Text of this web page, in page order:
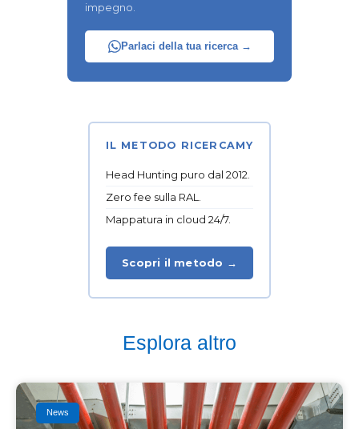
impegno.
Parlaci della tua ricerca →
IL METODO RICERCAMY
Head Hunting puro dal 2012.
Zero fee sulla RAL.
Mappatura in cloud 24/7.
Scopri il metodo →
Esplora altro
News